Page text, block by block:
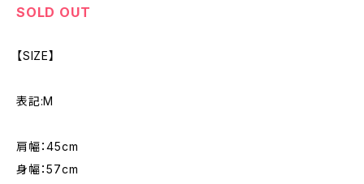
SOLD OUT
【SIZE】
表記:M
肩幅：45cm
身幅：57cm